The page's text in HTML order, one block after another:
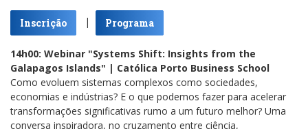
Inscrição | Programa
14h00: Webinar "Systems Shift: Insights from the
Galapagos Islands" | Católica Porto Business School
Como evoluem sistemas complexos como sociedades,
economias e indústrias? E o que podemos fazer para acelerar
transformações significativas rumo a um futuro melhor? Uma
conversa inspiradora, no cruzamento entre ciência,